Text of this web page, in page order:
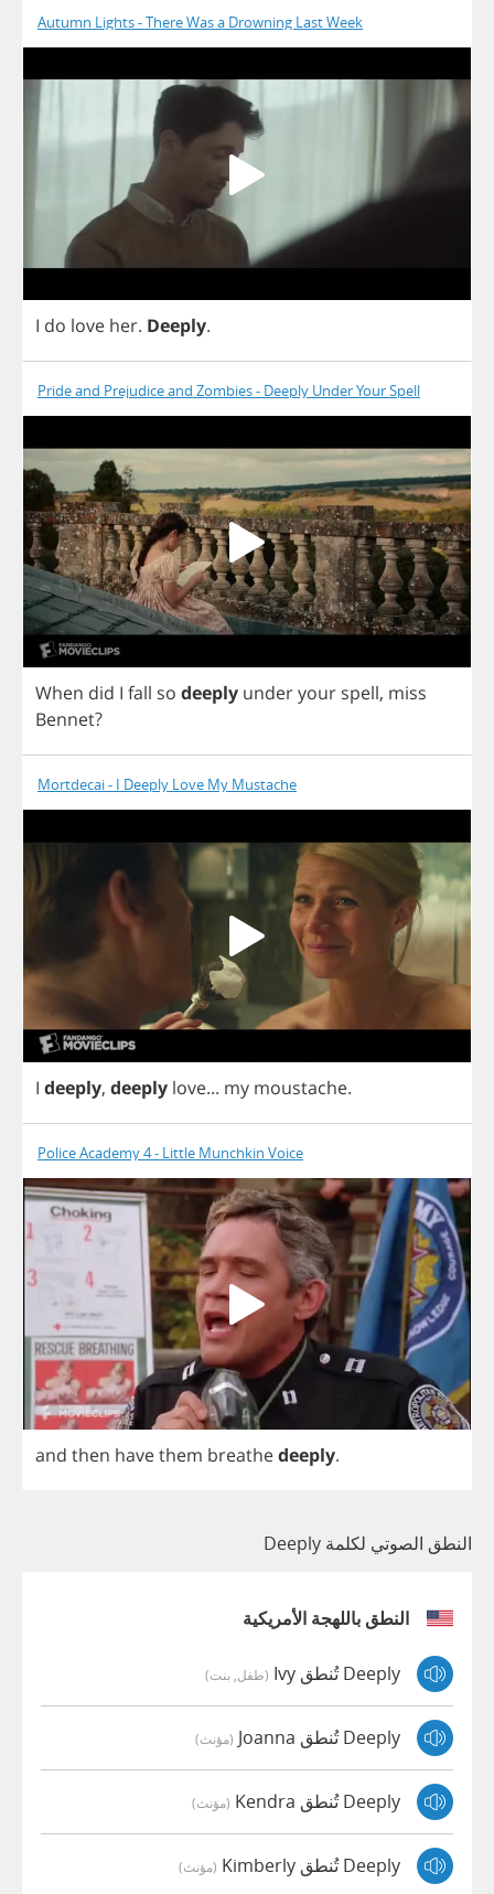
Autumn Lights - There Was a Drowning Last Week
I do love her. Deeply.
Pride and Prejudice and Zombies - Deeply Under Your Spell
When did I fall so deeply underyour spell, miss
Bennet?
Mortdecai - I Deeply Love My Mustache
I deeply, deeply love... my moustache.
Police Academy 4 - Little Munchkin Voice
and then havethem breathedeeply.
النطق الصوتي لكلمة Deeply
النطق باللهجة الأمريكية
Deeply تُنطق Ivy (طفل, بنت)
Deeply تُنطق Joanna (مؤنث)
Deeply تُنطق Kendra (مؤنث)
Deeply تُنطق Kimberly (مؤنث)